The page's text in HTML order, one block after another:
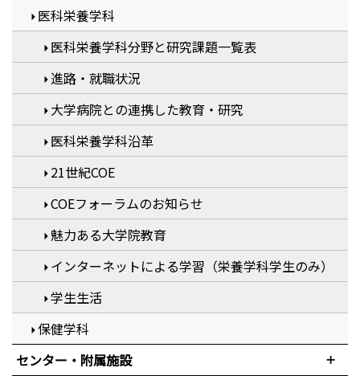
医科栄養学科
医科栄養学科分野と研究課題一覧表
進路・就職状況
大学病院との連携した教育・研究
医科栄養学科沿革
21世紀COE
COEフォーラムのお知らせ
魅力ある大学院教育
インターネットによる学習（栄養学科学生のみ）
学生生活
保健学科
センター・附属施設